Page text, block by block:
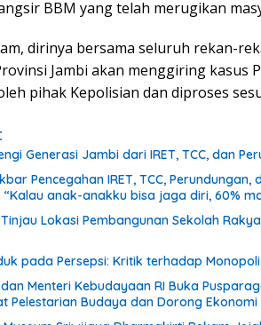
BBM yang telah merugikan
dirinya bersama seluruh rekan-
Jambi akan menggiring kasus
pihak Kepolisian dan diproses
Generasi Jambi dari IRET, TCC, dan
Pencegahan IRET, TCC,
“Kalau anak-anakku bisa jaga diri, 60%
Lokasi Pembangunan Sekolah
pada Persepsi: Kritik terhadap
Menteri Kebudayaan RI Buka
Pelestarian Budaya dan Dorong